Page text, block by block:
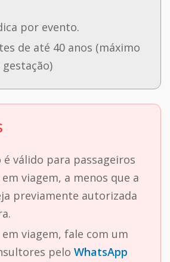
por evento.
de até 40 anos (máximo
gestação)
é válido para passageiros
viagem, a menos que a
previamente autorizada
em viagem, fale com um
pelo WhatsApp